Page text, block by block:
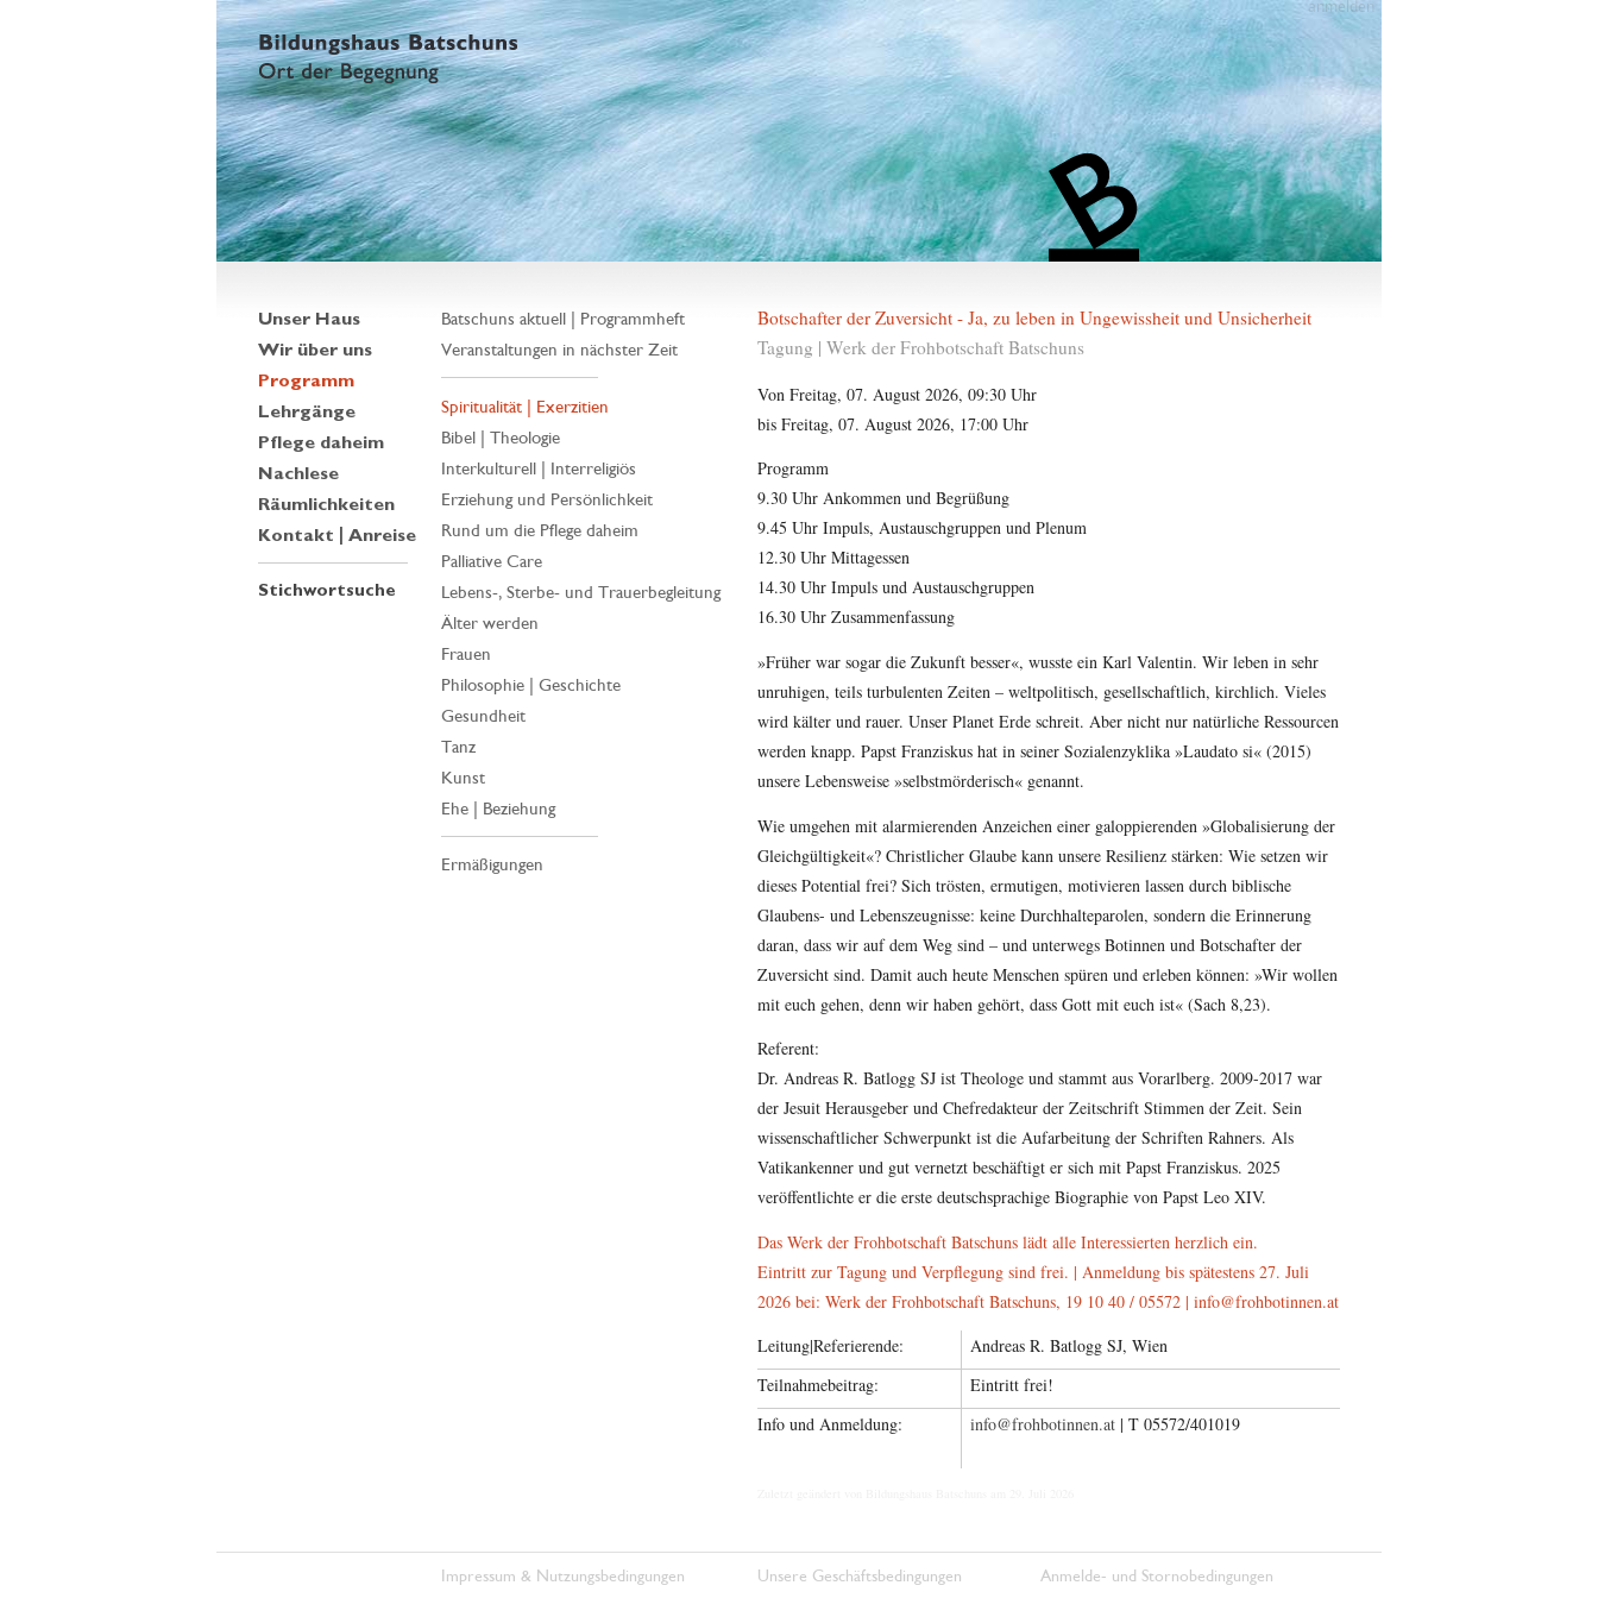
anmelden
Unser Haus
Wir über uns
Programm
Lehrgänge
Pflege daheim
Nachlese
Räumlichkeiten
Kontakt | Anreise
Stichwortsuche
Batschuns aktuell | Programmheft
Veranstaltungen in nächster Zeit
Spiritualität | Exerzitien
Bibel | Theologie
Interkulturell | Interreligiös
Erziehung und Persönlichkeit
Rund um die Pflege daheim
Palliative Care
Lebens-, Sterbe- und Trauerbegleitung
Älter werden
Frauen
Philosophie | Geschichte
Gesundheit
Tanz
Kunst
Ehe | Beziehung
Ermäßigungen
Botschafter der Zuversicht - Ja, zu leben in Ungewissheit und Unsicherheit
Tagung | Werk der Frohbotschaft Batschuns
Von Freitag, 07. August 2026, 09:30 Uhr
bis Freitag, 07. August 2026, 17:00 Uhr
Programm
9.30 Uhr Ankommen und Begrüßung
9.45 Uhr Impuls, Austauschgruppen und Plenum
12.30 Uhr Mittagessen
14.30 Uhr Impuls und Austauschgruppen
16.30 Uhr Zusammenfassung
»Früher war sogar die Zukunft besser«, wusste ein Karl Valentin. Wir leben in sehr
unruhigen, teils turbulenten Zeiten – weltpolitisch, gesellschaftlich, kirchlich. Vieles
wird kälter und rauer. Unser Planet Erde schreit. Aber nicht nur natürliche Ressourcen
werden knapp. Papst Franziskus hat in seiner Sozialenzyklika »Laudato si« (2015)
unsere Lebensweise »selbstmörderisch« genannt.
Wie umgehen mit alarmierenden Anzeichen einer galoppierenden »Globalisierung der
Gleichgültigkeit«? Christlicher Glaube kann unsere Resilienz stärken: Wie setzen wir
dieses Potential frei? Sich trösten, ermutigen, motivieren lassen durch biblische
Glaubens- und Lebenszeugnisse: keine Durchhalteparolen, sondern die Erinnerung
daran, dass wir auf dem Weg sind – und unterwegs Botinnen und Botschafter der
Zuversicht sind. Damit auch heute Menschen spüren und erleben können: »Wir wollen
mit euch gehen, denn wir haben gehört, dass Gott mit euch ist« (Sach 8,23).
Referent:
Dr. Andreas R. Batlogg SJ ist Theologe und stammt aus Vorarlberg. 2009-2017 war
der Jesuit Herausgeber und Chefredakteur der Zeitschrift Stimmen der Zeit. Sein
wissenschaftlicher Schwerpunkt ist die Aufarbeitung der Schriften Rahners. Als
Vatikankenner und gut vernetzt beschäftigt er sich mit Papst Franziskus. 2025
veröffentlichte er die erste deutschsprachige Biographie von Papst Leo XIV.
Das Werk der Frohbotschaft Batschuns lädt alle Interessierten herzlich ein.
Eintritt zur Tagung und Verpflegung sind frei. | Anmeldung bis spätestens 27. Juli
2026 bei: Werk der Frohbotschaft Batschuns,
ta.nennitobhorf@ofni
| 05572 / 40 10 19
Leitung|Referierende:
Andreas R. Batlogg SJ, Wien
Teilnahmebeitrag:
Eintritt frei!
Info und Anmeldung:
ta.nennitobhorf@ofni | T 05572/401019
Impressum & Nutzungsbedingungen Unsere Geschäftsbedingungen Anmelde- und Stornobedingungen